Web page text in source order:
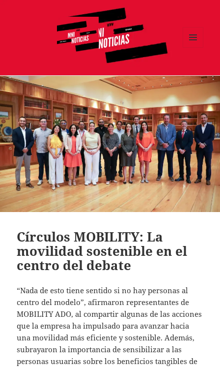
Círculos MOBILITY: La
movilidad sostenible en el
centro del debate
“Nada de esto tiene sentido si no hay personas al
centro del modelo”, afirmaron representantes de
MOBILITY ADO, al compartir algunas de las acciones
que la empresa ha impulsado para avanzar hacia
una movilidad más eficiente y sostenible. Además,
subrayaron la importancia de sensibilizar a las
personas usuarias sobre los beneficios tangibles de